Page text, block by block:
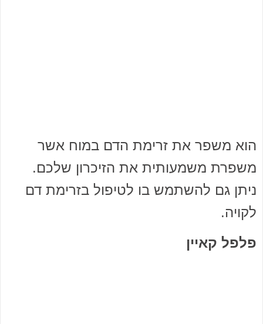
הוא משפר את זרימת הדם במוח אשר
משפרת משמעותית את הזיכרון שלכם.
ניתן גם להשתמש בו לטיפול בזרימת דם
לקויה.
פלפל קאיין